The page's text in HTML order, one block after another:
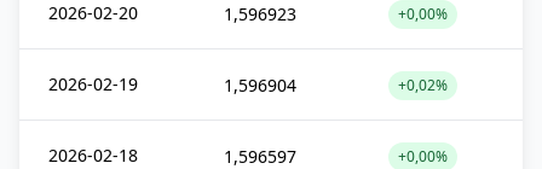
2026-02-20 1,596923 +0,00%
2026-02-19 1,596904 +0,02%
2026-02-18 1,596597 +0,00%